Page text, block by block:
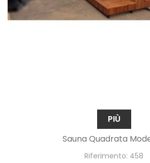
PIÙ
Sauna Quadrata
Riferimento: 458